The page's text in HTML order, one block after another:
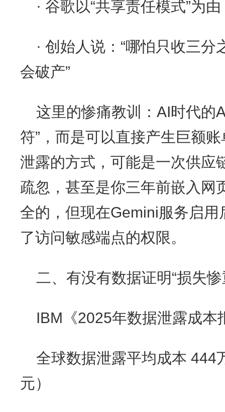
· 谷歌以“共享责任模式”为
· 创始人说：“哪怕只收三
会破产”
这里的惨痛教训：AI时代的
符”，而是可以直接产生巨额
泄露的方式，可能是一次供应
疏忽，甚至是你三年前嵌入
全的，但现在Gemini服务启
了访问敏感端点的权限。
二、有没有数据证明“损失惨
IBM《2025年数据泄露成本
全球数据泄露平均成本 444
元）